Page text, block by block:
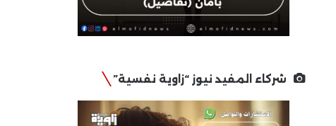
شركاء المفيد نيوز “زاوية نفسية”